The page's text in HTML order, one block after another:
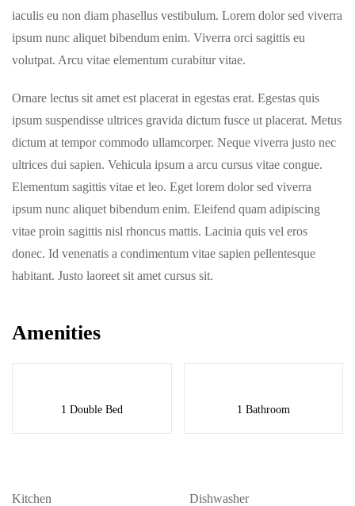
iaculis eu non diam phasellus vestibulum. Lorem dolor sed viverra
ipsum nunc aliquet bibendum enim. Viverra orci sagittis eu
volutpat. Arcu vitae elementum curabitur vitae.
Ornare lectus sit amet est placerat in egestas erat. Egestas quis
ipsum suspendisse ultrices gravida dictum fusce ut placerat. Metus
dictum at tempor commodo ullamcorper. Neque viverra justo nec
ultrices dui sapien. Vehicula ipsum a arcu cursus vitae congue.
Elementum sagittis vitae et leo. Eget lorem dolor sed viverra
ipsum nunc aliquet bibendum enim. Eleifend quam adipiscing
vitae proin sagittis nisl rhoncus mattis. Lacinia quis vel eros
donec. Id venenatis a condimentum vitae sapien pellentesque
habitant. Justo laoreet sit amet cursus sit.
Amenities
1 Double Bed 1 Bathroom
Kitchen Dishwasher